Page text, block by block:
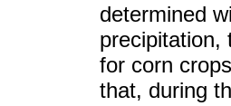
determined
precipitation,
for corn
that, during